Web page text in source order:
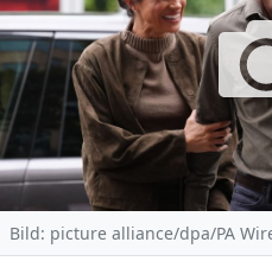
Bild: picture alliance/dpa/PA